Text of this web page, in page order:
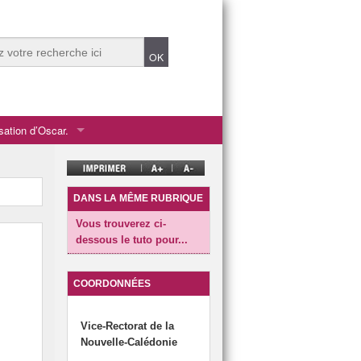
d’Oscar.
DANS LA MÊME RUBRIQUE
Vous trouverez ci-
dessous le tuto pour...
COORDONNÉES
Vice-Rectorat de la
Nouvelle-Calédonie